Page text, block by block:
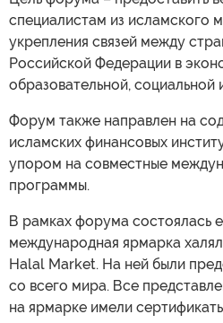
специалистам из исламского
укрепления связей между
Российской Федерации в
образовательной, социальной
Форум также направлен на
исламских финансовых
упором на совместные
программы.
В рамках форума состоялась
международная ярмарка
Halal Market. На ней были
со всего мира. Все
на ярмарке имели